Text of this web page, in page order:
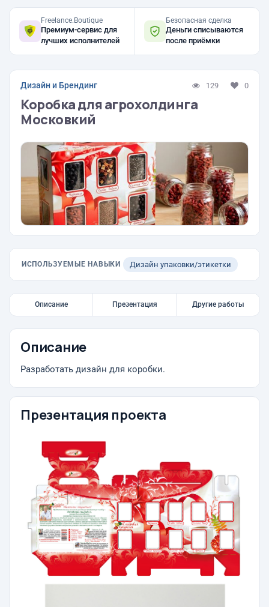
Freelance.Boutique
Премиум-сервис для
лучших исполнителей
Безопасная сделка
Деньги списываются
после приёмки
Дизайн и Брендинг 129 0
Коробка для агрохолдинга
Московкий
ИСПОЛЬЗУЕМЫЕ НАВЫКИ Дизайн упаковки/этикетки
Описание Презентация Другие работы
Описание
Разработать дизайн для коробки.
Презентация проекта